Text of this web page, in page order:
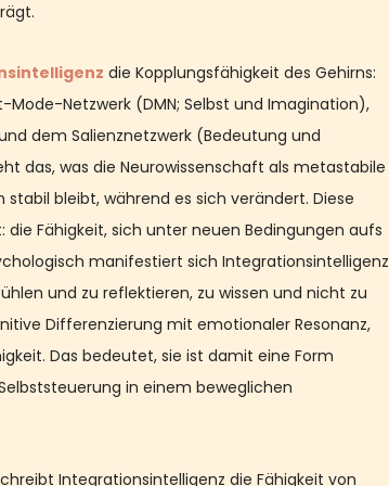
die Kopplungsfähigkeit des Gehirns:
Netzwerk (DMN; Selbst und Imagination),
dem Salienznetzwerk (Bedeutung und
das, was die Neurowissenschaft als metastabile
bleibt, während es sich verändert. Diese
Fähigkeit, sich unter neuen Bedingungen aufs
manifestiert sich Integrationsintelligenz
und zu reflektieren, zu wissen und nicht zu
Differenzierung mit emotionaler Resonanz,
Das bedeutet, sie ist damit eine Form
in einem beweglichen
Integrationsintelligenz die Fähigkeit von